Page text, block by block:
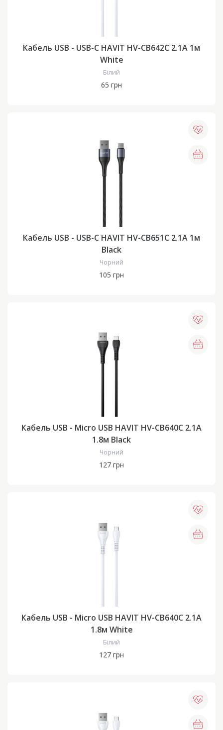
Кабель USB - USB-C HAVIT HV-CB642C 2.1A 1м
White
Білий
65 грн
Кабель USB - USB-C HAVIT HV-CB651C 2.1A 1м
Black
Чорний
105 грн
Кабель USB - Micro USB HAVIT HV-CB640C 2.1A
1.8м Black
Чорний
127 грн
Кабель USB - Micro USB HAVIT HV-CB640C 2.1A
1.8м White
Білий
127 грн